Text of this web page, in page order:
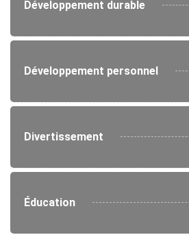
Développement durable
Développement personnel
Divertissement
Éducation